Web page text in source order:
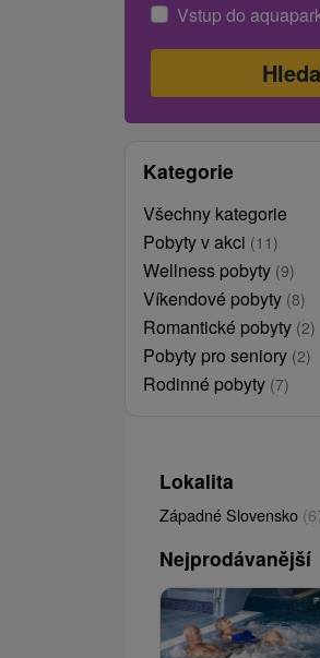
Vstup do
Kategorie
Všechny kategorie
Pobyty v akci (11)
Wellness pobyty (9)
Víkendové pobyty (8)
Romantické pobyty (2)
Pobyty pro seniory (2)
Rodinné pobyty (7)
Lokalita
Západné Slovensko
Nejprodávanější